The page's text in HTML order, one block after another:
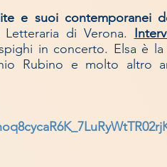
e suoi contemporanei
di Verona.
in concerto. Elsa è
Rubino e molto altro